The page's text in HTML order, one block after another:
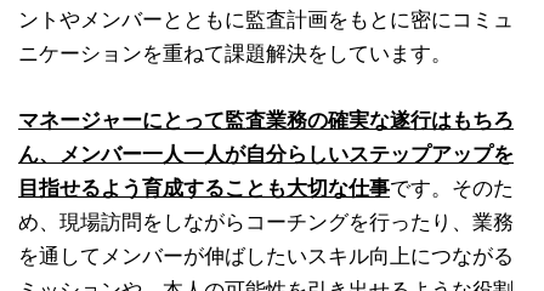
ントやメンバーとともに監査計画をもとに密にコミュ
ニケーションを重ねて課題解決をしています。
マネージャーにとって監査業務の確実な遂行はもちろ
ん、メンバー一人一人が自分らしいステップアップを
目指せるよう育成することも大切な仕事です。そのた
め、現場訪問をしながらコーチングを行ったり、業務
を通してメンバーが伸ばしたいスキル向上につながる